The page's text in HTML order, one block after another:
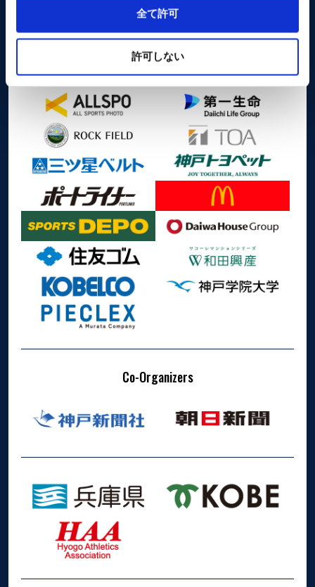
Cookieを許可しない場合、ウェブサイト上のすべての機
能やコンテンツに完全にアクセスできなくなる可能性が
全て許可
許可しない
Co-Organizers